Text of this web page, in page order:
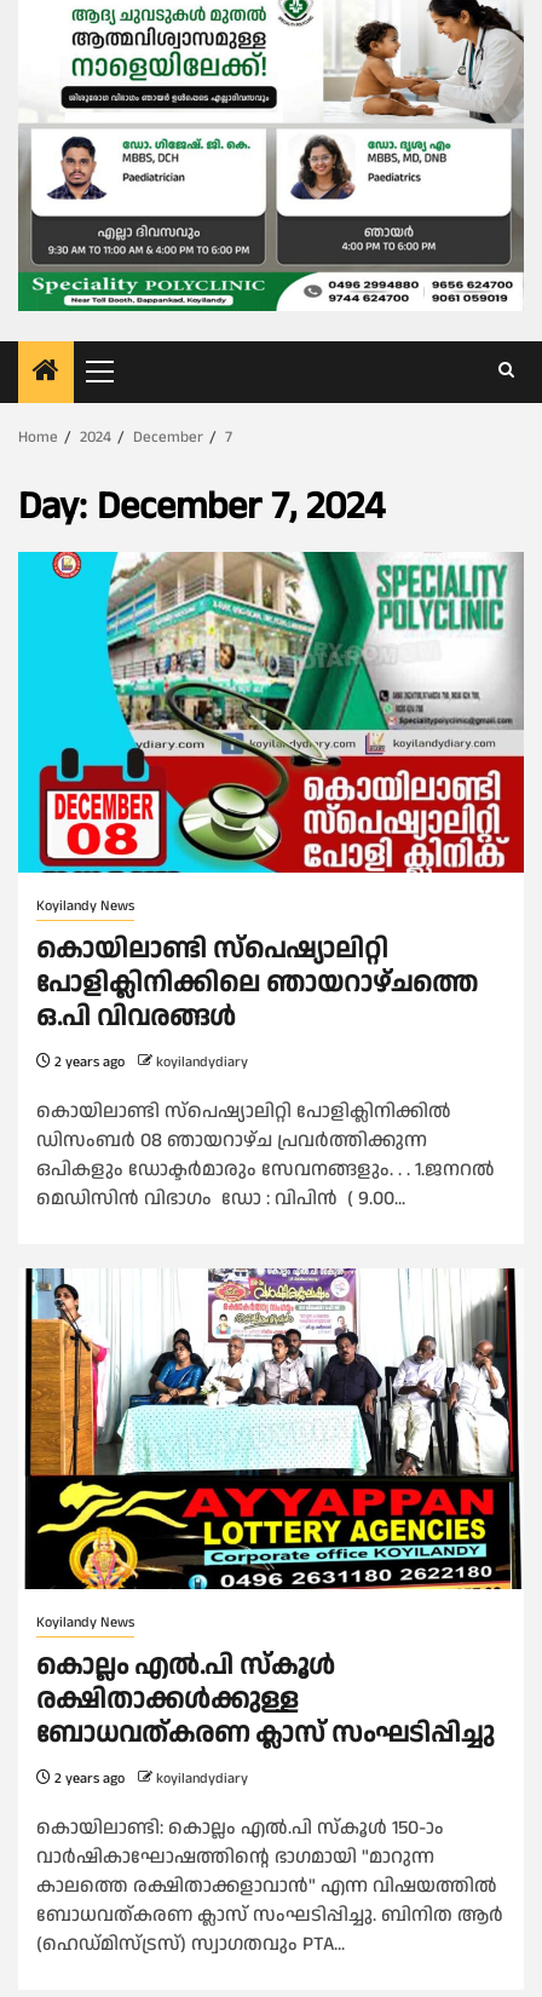
Primary
Menu
Home
2024 December 7
Day: December 7, 2024
Koyilandy News
കൊയിലാണ്ടി സ്പെഷ്യാലിറ്റി
പോളിക്ലിനിക്കിലെ ഞായറാഴ്ചത്തെ
ഒ.പി വിവരങ്ങൾ
2 years ago koyilandydiary
കൊയിലാണ്ടി സ്പെഷ്യാലിറ്റി പോളിക്ലിനിക്കിൽ
ഡിസംബർ 08 ഞായറാഴ്ച പ്രവർത്തിക്കുന്ന
ഒപികളും ഡോക്ടർമാരും സേവനങ്ങളും. . . 1.ജനറൽ
മെഡിസിൻ വിഭാഗം ഡോ : വിപിൻ ( 9.00...
Koyilandy News
കൊല്ലം എൽ.പി സ്കൂൾ
രക്ഷിതാക്കൾക്കുള്ള
ബോധവത്കരണ ക്ലാസ് സംഘടിപ്പിച്ചു
2 years ago koyilandydiary
കൊയിലാണ്ടി: കൊല്ലം എൽ.പി സ്കൂൾ 150-ാം
വാർഷികാഘോഷത്തിൻ്റെ ഭാഗമായി "മാറുന്ന
കാലത്തെ രക്ഷിതാക്കളാവാൻ" എന്ന വിഷയത്തിൽ
ബോധവത്കരണ ക്ലാസ് സംഘടിപ്പിച്ചു. ബിനിത ആർ
(ഹെഡ്മിസ്ട്രസ്) സ്വാഗതവും PTA...